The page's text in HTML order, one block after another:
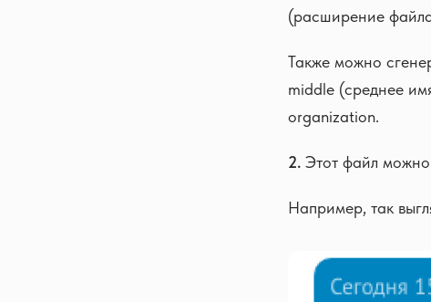
(расширение
Также можно
middle (среднее
organization.
2. Этот файл можно
Например, так